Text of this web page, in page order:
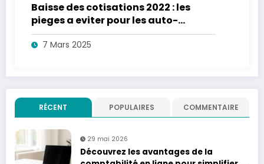
Baisse des cotisations 2022 : les
pieges a eviter pour les auto-
entrepreneurs
7 Mars 2025
RÉCENT POPULAIRES COMMENTAIRE
29 mai 2026
Découvrez les avantages de la